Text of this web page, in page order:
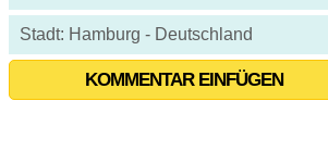
Stadt: Hamburg - Deutschland
KOMMENTAR EINFÜGEN